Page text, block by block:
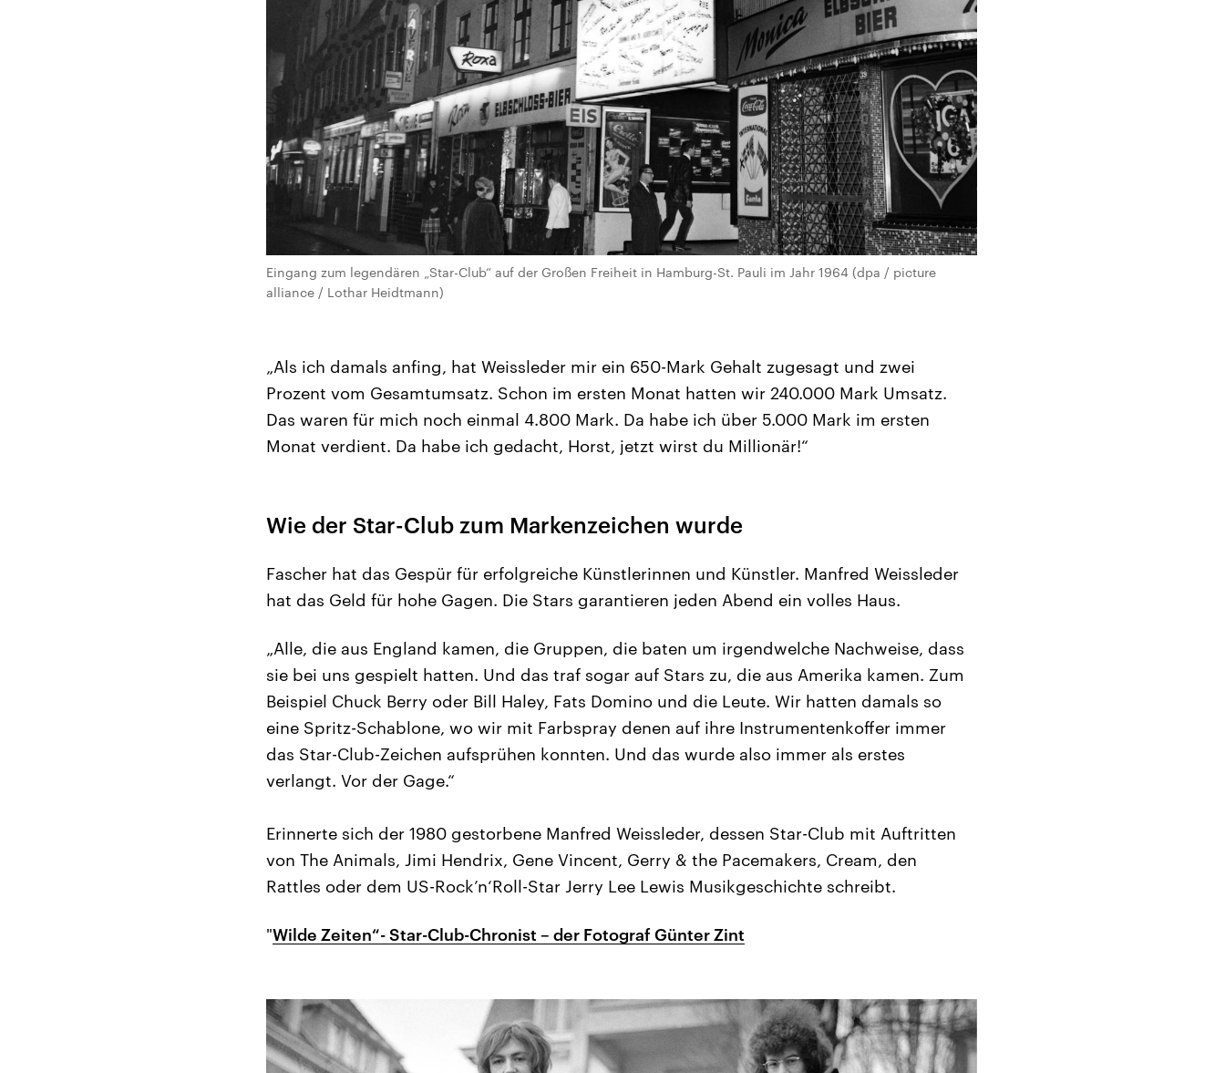
Eingang zum legendären „Star-Club“ auf der Großen Freiheit in Hamburg-St. Pauli im Jahr 1964 (dpa / picture
alliance / Lothar Heidtmann)
„Als ich damals anfing, hat Weissleder mir ein 650-Mark Gehalt zugesagt und zwei
Prozent vom Gesamtumsatz. Schon im ersten Monat hatten wir 240.000 Mark Umsatz.
Das waren für mich noch einmal 4.800 Mark. Da habe ich über 5.000 Mark im ersten
Monat verdient. Da habe ich gedacht, Horst, jetzt wirst du Millionär!“
Wie der Star-Club zum Markenzeichen wurde
Fascher hat das Gespür für erfolgreiche Künstlerinnen und Künstler. Manfred Weissleder
hat das Geld für hohe Gagen. Die Stars garantieren jeden Abend ein volles Haus.
„Alle, die aus England kamen, die Gruppen, die baten um irgendwelche Nachweise, dass
sie bei uns gespielt hatten. Und das traf sogar auf Stars zu, die aus Amerika kamen. Zum
Beispiel Chuck Berry oder Bill Haley, Fats Domino und die Leute. Wir hatten damals so
eine Spritz-Schablone, wo wir mit Farbspray denen auf ihre Instrumentenkoffer immer
das Star-Club-Zeichen aufsprühen konnten. Und das wurde also immer als erstes
verlangt. Vor der Gage.“
Erinnerte sich der 1980 gestorbene Manfred Weissleder, dessen Star-Club mit Auftritten
von The Animals, Jimi Hendrix, Gene Vincent, Gerry & the Pacemakers, Cream, den
Rattles oder dem US-Rock’n‘Roll-Star Jerry Lee Lewis Musikgeschichte schreibt.
"Wilde Zeiten“- Star-Club-Chronist – der Fotograf Günter Zint